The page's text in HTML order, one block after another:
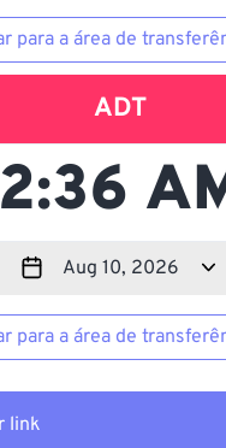
para a área de
ADT
para a área de
link